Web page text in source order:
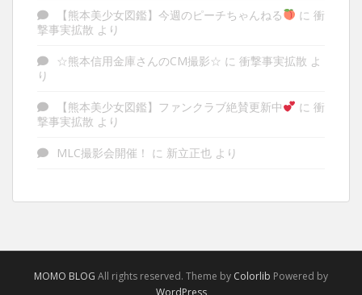
【熊本美少女図鑑】今週のピーチちゃんねる に 衝
撃事実拡散 より
☆熊本信用金庫さんのCM撮影☆ に 衝撃事実拡散 よ
り
【熊本美少女図鑑】ファンクラブ絶賛更新中 に 衝
撃事実拡散 より
MLC撮影会開催！ に 新立正也 より
MOMO BLOG All rights reserved. Theme by Colorlib Powered by
WordPress